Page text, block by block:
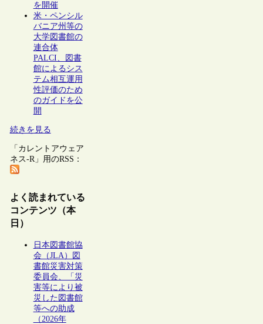
を開催
米・ペンシル
バニア州等の
大学図書館の
連合体
PALCI、図書
館によるシス
テム相互運用
性評価のため
のガイドを公
開
続きを見る
「カレントアウェア
ネス-R」用のRSS：
よく読まれている
コンテンツ（本
日）
日本図書館協
会（JLA）図
書館災害対策
委員会、「災
害等により被
災した図書館
等への助成
（2026年